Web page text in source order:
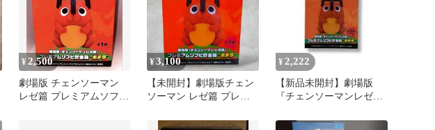
¥2,500
劇場版 チェンソーマン
レゼ篇 プレミアムソフビ
¥3,100
【未開封】劇場版チェン
ソーマン レゼ篇 プレミ
¥ 2,222
【新品未開封】劇場版
『チェンソーマンレゼ
金箱 ポチタ